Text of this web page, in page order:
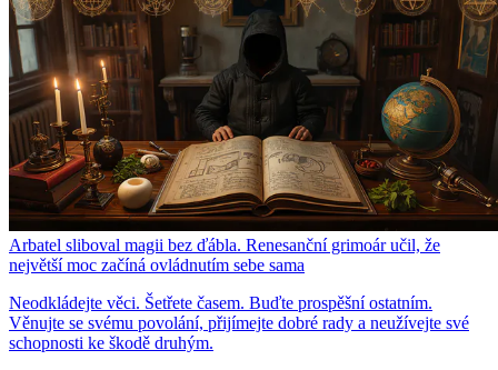
Arbatel sliboval magii bez ďábla. Renesanční grimoár učil, že
největší moc začíná ovládnutím sebe sama
Neodkládejte věci. Šetřete časem. Buďte prospěšní ostatním.
Věnujte se svému povolání, přijímejte dobré rady a neužívejte své
schopnosti ke škodě druhým.